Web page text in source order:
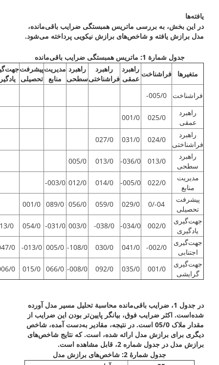
یافته‌ها
در این بخش، به بررسی ماتریس همبستگی ضرایب باقی‌مانده،
مدل برازش یافته و شاخص‌های برازش نیکویی پرداخته می‌شود.
جدول شمارة 1: ماتریس همبستگی ضرایب باقی‌مانده
متغیرها
فراشناخت
راهبرد
عمقی
راهبرد
فراشناختی
راهبرد
سطحی
مدیریت
منابع
پیشرفت
تحصیلی
فراشناخت
005/0-
راهبرد
عمقی
025/0
001/0
راهبرد
فراشناختی
024/0
031/0
027/0
راهبرد
سطحی
013/0
036/0-
013/0
005/0
مدیریت
منابع
022/0
005/0-
014/0
012/0
003/0-
پیشرفت
تحصیلی
04-/0
029/0
059/0
056/0
089/0
001/0
جهت‌گیری
یادگیری
002/0
034/0-
038/0-
003/0
031/0-
054/0
0
جهت‌گیری
اجتنابی
002/0-
041/0
030/0
108/0-
005/0
013/0-
0-
جهت‌گیری
گرایشی
001/0
035/0
092/0
008/0-
066/0
015/0
0-
در جدول 1، ضرایب باقی‌مانده محاسبة تحلیل مسیر مدل آورده
شده‌است. اکثر ضرایب فوق، بیانگر پایین‌تر بودن این ضرایب از
مقدار ملاک 05/0 است. در نتیجه، مقادیر به‌دست آمده، شاخص
دیگری برای برازش مدل ارائه شده، است. که نتایج شاخص‌های
برازش مدل در جدول شماره 2، قابل مشاهده است.
جدول شمارۀ 2: شاخص‌های برازش مدل